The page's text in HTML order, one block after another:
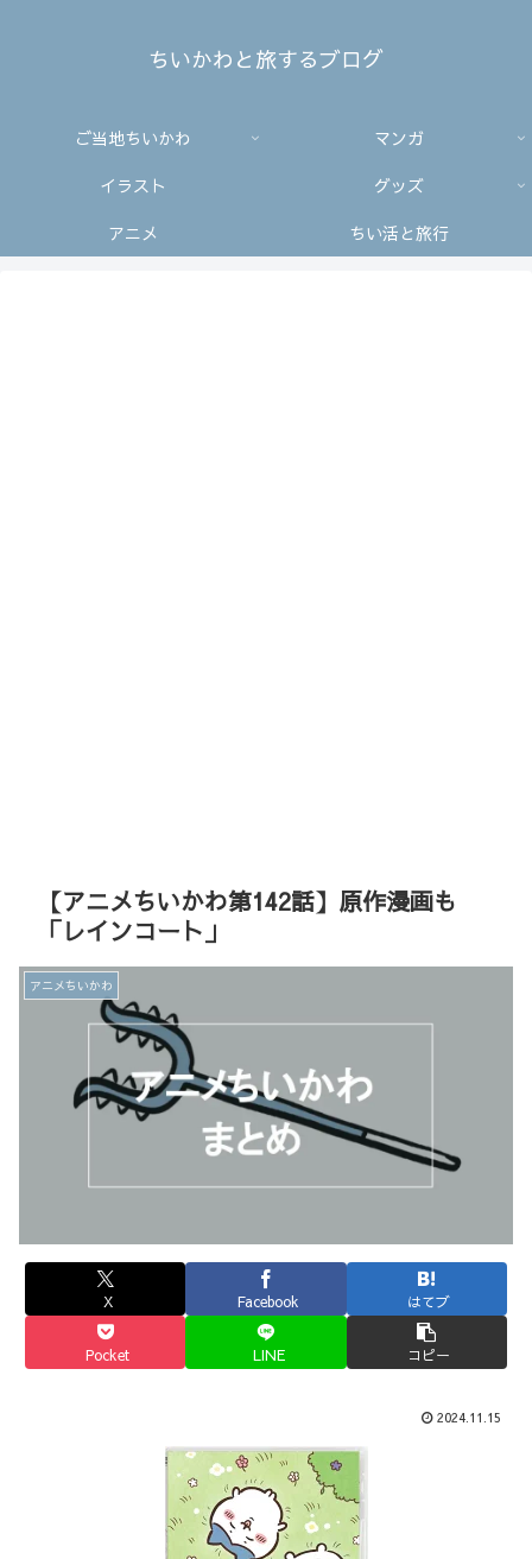
ちいかわと旅するブログ
ご当地ちいかわ
マンガ
イラスト
グッズ
アニメ
ちい活と旅行
【アニメちいかわ第142話】原作漫画も
「レインコート」
アニメちいかわ
X Facebook はてブ
Pocket LINE コピー
2024.11.15